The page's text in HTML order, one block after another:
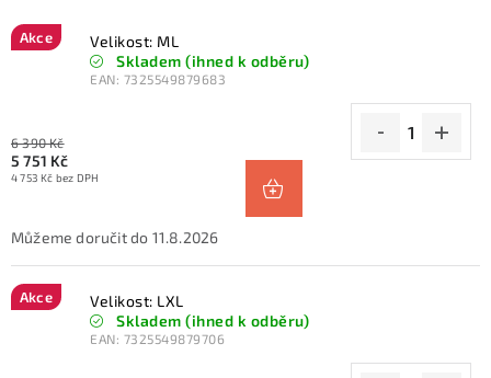
Akce
Velikost: ML
Skladem (ihned k odběru)
EAN: 7325549879683
6 390 Kč
5 751 Kč
4 753 Kč bez DPH
11.8.2026
Akce
Velikost: LXL
Skladem (ihned k odběru)
EAN: 7325549879706